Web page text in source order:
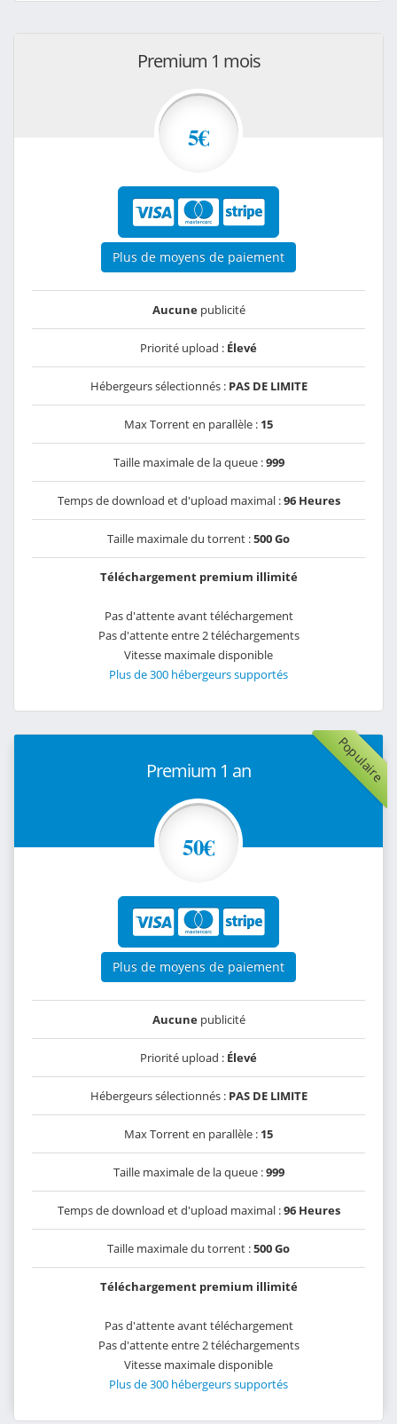
Premium 1 mois
5€
Plus de moyens de paiement
Aucunepublicité
Priorité upload : Élevé
Hébergeurs sélectionnés : PAS DE LIMITE
Max Torrent en parallèle : 15
Taille maximale de la queue :999
Temps de download et d'upload maximal :96 Heures
Taille maximale du torrent :500 Go
Téléchargement premium illimité
Pas d'attente avant téléchargement
Pas d'attente entre 2 téléchargements
Vitesse maximale disponible
Plus de 300 hébergeurs supportés
Populaire
Premium 1 an
50€
Plus de moyens de paiement
Aucunepublicité
Priorité upload : Élevé
Hébergeurs sélectionnés : PAS DE LIMITE
Max Torrent en parallèle : 15
Taille maximale de la queue :999
Temps de download et d'upload maximal :96 Heures
Taille maximale du torrent :500 Go
Téléchargement premium illimité
Pas d'attente avant téléchargement
Pas d'attente entre 2 téléchargements
Vitesse maximale disponible
Plus de 300 hébergeurs supportés